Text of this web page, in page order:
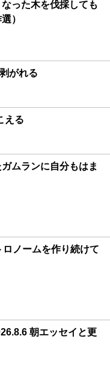
った木を伐採しても
）
がれる
える
ムランに自分もはま
ノームを作り続けて
朝エッセイと更